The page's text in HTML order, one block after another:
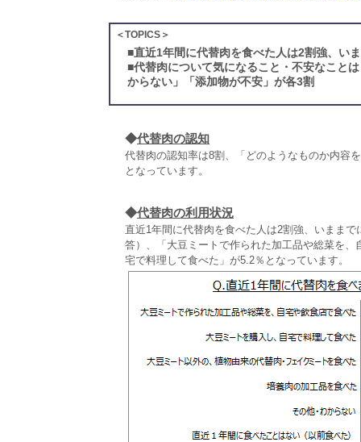
＜TOPICS＞
■直近1年間に代替肉を食べた人は2割強、い
■代替肉について気になること・不安なこと
からない」「添加物が不安」が各3割
◆代替肉の認知
代替肉の認知率は8割、「どのようなものか内容
となっています。
◆代替肉の利用状況
直近1年間に代替肉を食べた人は2割強、いまま
答）、「大豆ミートで作られた加工品や総菜を
宅で料理して食べた」が5.2％となっています。